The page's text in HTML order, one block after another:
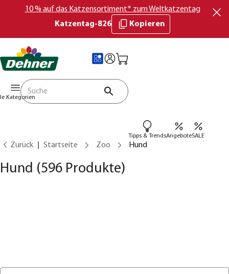
10 % auf das Katzensortiment* zum Weltkatzentag
Katzentag-826
Kopieren
Kategorien
Tipps & TrendsAngeboteSALE
Zurück Startseite Zoo Hund
Hund (596 Produkte)